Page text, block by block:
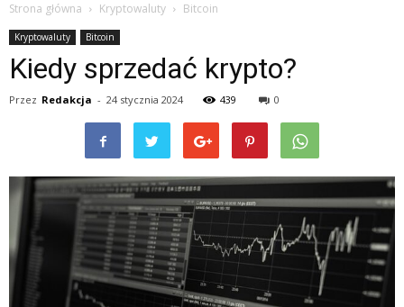
Strona główna Kryptowaluty Bitcoin
Kryptowaluty Bitcoin
Kiedy sprzedać krypto?
Przez Redakcja - 24 stycznia 2024 439 0